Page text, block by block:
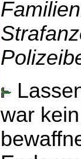
war